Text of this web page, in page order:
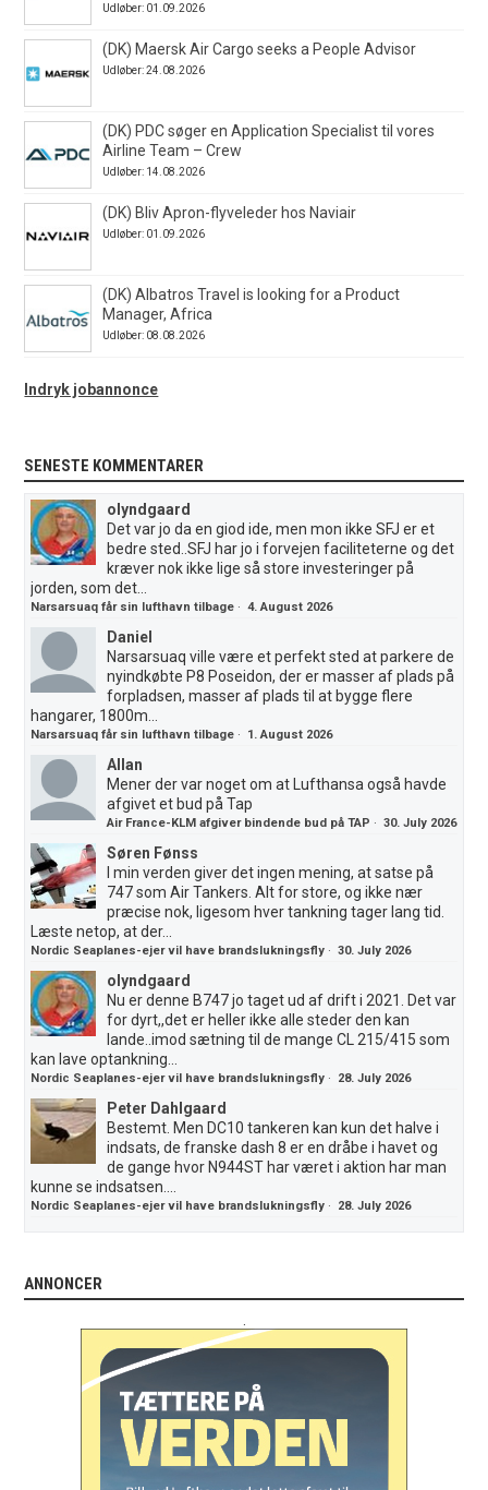
Udløber: 01.09.2026
(DK) Maersk Air Cargo seeks a People Advisor
Udløber: 24.08.2026
(DK) PDC søger en Application Specialist til vores
Airline Team – Crew
Udløber: 14.08.2026
(DK) Bliv Apron-flyveleder hos Naviair
Udløber: 01.09.2026
(DK) Albatros Travel is looking for a Product
Manager, Africa
Udløber: 08.08.2026
Indryk jobannonce
SENESTE KOMMENTARER
olyndgaard
Det var jo da en giod ide, men mon ikke SFJ er et
bedre sted..SFJ har jo i forvejen faciliteterne og det
kræver nok ikke lige så store investeringer på
jorden, som det...
Narsarsuaq får sin lufthavn tilbage ·4. August 2026
Daniel
Narsarsuaq ville være et perfekt sted at parkere de
nyindkøbte P8 Poseidon, der er masser af plads på
forpladsen, masser af plads til at bygge flere
hangarer, 1800m...
Narsarsuaq får sin lufthavn tilbage · 1. August 2026
Allan
Mener der var noget om at Lufthansa også havde
afgivet et bud på Tap
Air France-KLM afgiver bindende bud på TAP ·30. July 2026
Søren Fønss
I min verden giver det ingen mening, at satse på
747 som Air Tankers. Alt for store, og ikke nær
præcise nok, ligesom hver tankning tager lang tid.
Læste netop, at der...
Nordic Seaplanes-ejer vil have brandslukningsfly ·30. July 2026
olyndgaard
Nu er denne B747 jo taget ud af drift i 2021. Det var
for dyrt,,det er heller ikke alle steder den kan
lande..imod sætning til de mange CL 215/415 som
kan lave optankning...
Nordic Seaplanes-ejer vil have brandslukningsfly · 28. July 2026
Peter Dahlgaard
Bestemt. Men DC10 tankeren kan kun det halve i
indsats, de franske dash 8 er en dråbe i havet og
de gange hvor N944ST har været i aktion har man
kunne se indsatsen....
Nordic Seaplanes-ejer vil have brandslukningsfly · 28. July 2026
ANNONCER